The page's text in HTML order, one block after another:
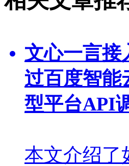
文心一言接
过百度智能
型平台API
本文介绍了